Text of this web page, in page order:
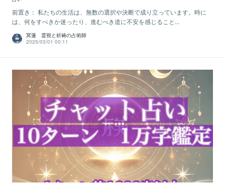
前置き： 私たちの生活は、無数の選択や決断で成り立っています。時に
は、何をすべきか迷ったり、進むべき道に不安を感じること...
冥蓮 霊視と祈祷の占術師
2025/03/01 00:11